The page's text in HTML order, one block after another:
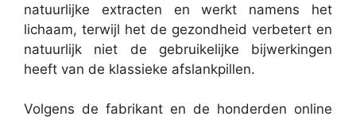
natuurlijke extracten en werkt namens het
lichaam, terwijl het de gezondheid verbetert en
natuurlijk niet de gebruikelijke bijwerkingen
heeft van de klassieke afslankpillen.
Volgens de fabrikant en de honderden online